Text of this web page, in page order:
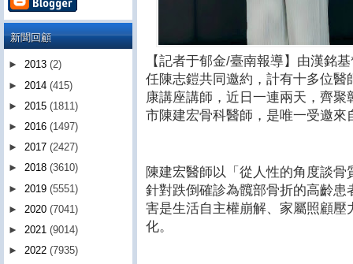
【記者于郁金/臺南報導】由漢銘
任陳志鎧共同邀約，計有十多位
康講座講師，近日一連兩天，齊
市陳建宏骨科醫師，是唯一受邀來
陳建宏醫師以「從人性的角度談
針對跌倒確診為髖部骨折的高齡
害是生活自主權崩解、家屬照顧
化。
新聞回顧
► 2013 (2)
► 2014 (415)
► 2015 (1811)
► 2016 (1497)
► 2017 (2427)
► 2018 (3610)
► 2019 (5551)
► 2020 (7041)
► 2021 (9014)
► 2022 (7935)